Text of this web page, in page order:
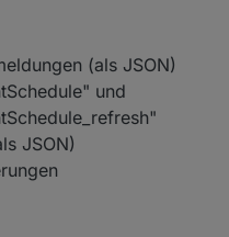
oder weniger häufig)
Probleme mit der
der aktuellen Map ("map.
(als JSON)
und
JSON)